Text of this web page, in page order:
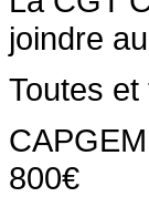
joindre
Toutes
800€